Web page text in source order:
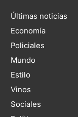
Últimas noticias
Economía
Policiales
Mundo
Estilo
Vinos
Sociales